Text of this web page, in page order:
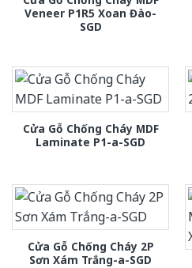
Veneer P1R5 Xoan Đào-
SGD
Cửa Gỗ Chống Cháy MDF
Laminate P1-a-SGD
Cửa Gỗ Chống Cháy 2P
Sơn Xám Trắng-a-SGD